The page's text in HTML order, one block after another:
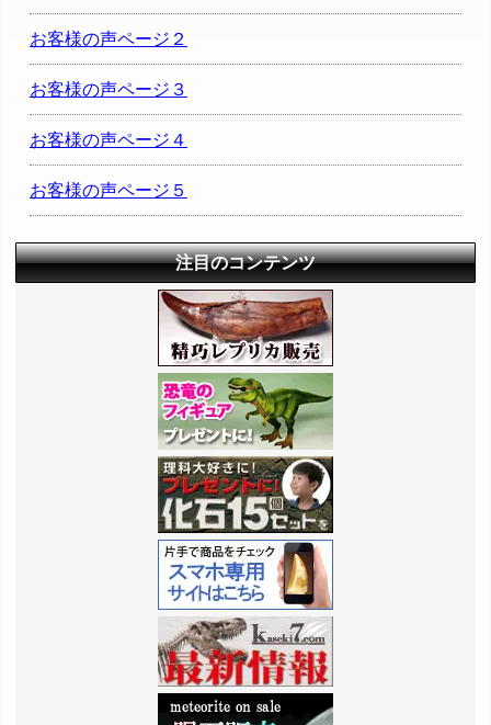
お客様の声ページ２
お客様の声ページ３
お客様の声ページ４
お客様の声ページ５
注目のコンテンツ